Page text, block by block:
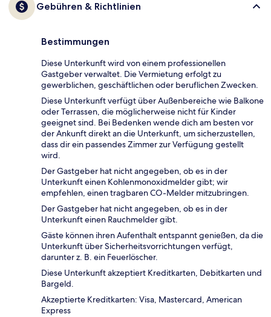
Gebühren & Richtlinien
Bestimmungen
Diese Unterkunft wird von einem professionellen
Gastgeber verwaltet. Die Vermietung erfolgt zu
gewerblichen, geschäftlichen oder beruflichen Zwecken.
Diese Unterkunft verfügt über Außenbereiche wie Balkone
oder Terrassen, die möglicherweise nicht für Kinder
geeignet sind. Bei Bedenken wende dich am besten vor
der Ankunft direkt an die Unterkunft, um sicherzustellen,
dass dir ein passendes Zimmer zur Verfügung gestellt
wird.
Der Gastgeber hat nicht angegeben, ob es in der
Unterkunft einen Kohlenmonoxidmelder gibt; wir
empfehlen, einen tragbaren CO-Melder mitzubringen.
Der Gastgeber hat nicht angegeben, ob es in der
Unterkunft einen Rauchmelder gibt.
Gäste können ihren Aufenthalt entspannt genießen, da die
Unterkunft über Sicherheitsvorrichtungen verfügt,
darunter z. B. ein Feuerlöscher.
Diese Unterkunft akzeptiert Kreditkarten, Debitkarten und
Bargeld.
Akzeptierte Kreditkarten: Visa, Mastercard, American
Express